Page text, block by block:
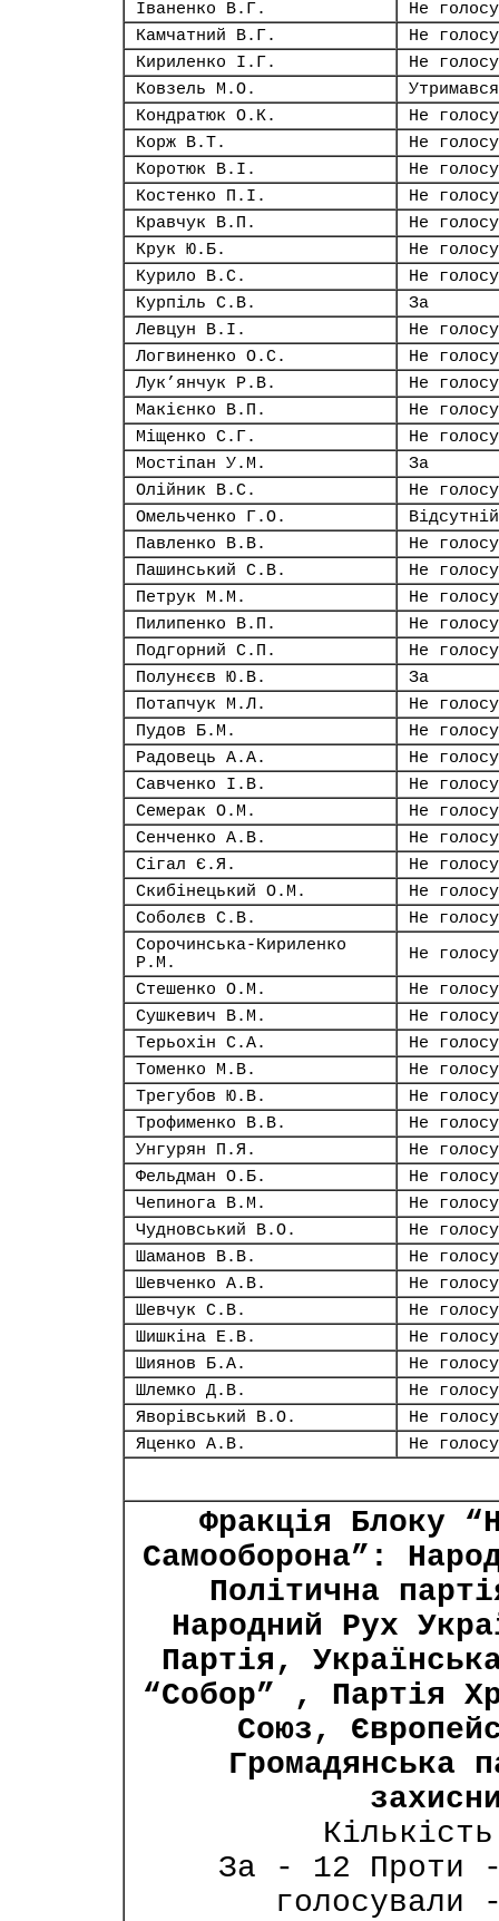
Іваненко В.Г.
Не
Камчатний В.Г.
Не
Кириленко І.Г.
Не
Ковзель М.О.
Утримався
Кондратюк О.К.
Не
Корж В.Т.
Не
Коротюк В.І.
Не
Костенко П.І.
Не
Кравчук В.П.
Не
Крук Ю.Б.
Не
Курило В.С.
Не
Курпіль С.В.
За
Левцун В.І.
Не
Логвиненко О.С.
Не
Лук’янчук Р.В.
Не
Макієнко В.П.
Не
Міщенко С.Г.
Не
Мостіпан У.М.
За
Олійник В.С.
Не
Омельченко Г.О.
Відсутній
Павленко В.В.
Не
Пашинський С.В.
Не
Петрук М.М.
Не
Пилипенко В.П.
Не
Подгорний С.П.
Не
Полунєєв Ю.В.
За
Потапчук М.Л.
Не
Пудов Б.М.
Не
Радовець А.А.
Не
Савченко І.В.
Не
Семерак О.М.
Не
Сенченко А.В.
Не
Сігал Є.Я.
Не
Скибінецький О.М.
Не
Соболєв С.В.
Не
Сорочинська-Кириленко
Р.М.
Не
Стешенко О.М.
Не
Сушкевич В.М.
Не
Терьохін С.А.
Не
Томенко М.В.
Не
Трегубов Ю.В.
Не
Трофименко В.В.
Не
Унгурян П.Я.
Не
Фельдман О.Б.
Не
Чепинога В.М.
Не
Чудновський В.О.
Не
Шаманов В.В.
Не
Шевченко А.В.
Не
Шевчук С.В.
Не
Шишкіна Е.В.
Не
Шиянов Б.А.
Не
Шлемко Д.В.
Не
Яворівський В.О.
Не
Яценко А.В.
Не
Фракція Блоку
Самооборона”:
Політична
Народний Рух
Партія,
“Собор” , Партія
Союз,
Громадянська
За - 12 Проти